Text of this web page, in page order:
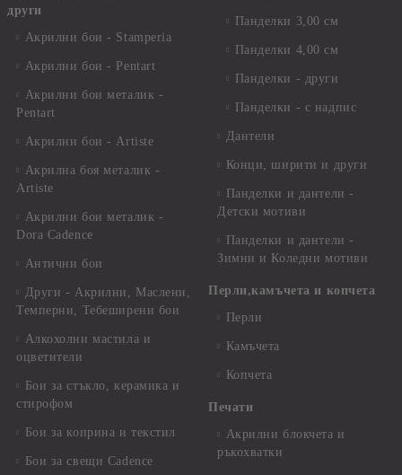
други
Акрилни бои - Stamperia
Акрилни бои - Pentart
Акрилни бои металик -
Pentart
Акрилни бои - Artiste
Акрилна боя металик -
Artiste
Акрилни бои металик -
Dora Cadence
Антични бои
Други - Акрилни, Маслени,
Темперни, Тебеширени бои
Алкохолни мастила и
оцветители
Бои за стъкло, керамика и
стирофом
Бои за коприна и текстил
Бои за свещи Cadence
Панделки 3,00 см
Панделки 4,00 см
Панделки - други
Панделки - с надпис
Дантели
Конци, ширити и други
Панделки и дантели -
Детски мотиви
Панделки и дантели -
Зимни и Коледни мотиви
Перли,камъчета и копчета
Перли
Камъчета
Копчета
Печати
Акрилни блокчета и
ръкохватки